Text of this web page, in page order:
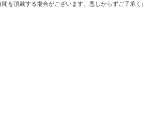
を頂戴する場合がございます。悪しからずご了承く